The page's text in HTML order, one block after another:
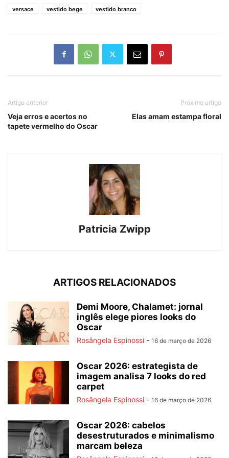
versace vestido bege vestido branco
Artigo anterior
Veja erros e acertos no
tapete vermelho do Oscar
Próximo artigo
Elas amam estampa floral
Patricia Zwipp
ARTIGOS RELACIONADOS
Demi Moore, Chalamet: jornal
inglês elege piores looks do
Oscar
Rosângela Espinossi - 16 de março de 2026
Oscar 2026: estrategista de
imagem analisa 7 looks do red
carpet
Rosângela Espinossi - 16 de março de 2026
Oscar 2026: cabelos
desestruturados e minimalismo
marcam beleza